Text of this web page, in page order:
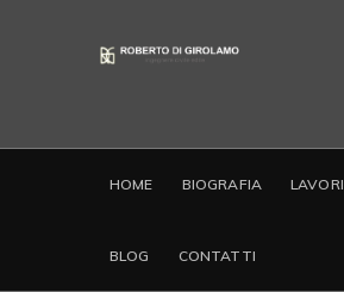
HOME BIOGRAFIA LAVORI
BLOG CONTATTI